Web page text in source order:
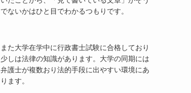
でないかはひと目でわかるつもりです。
また大学在学中に行政書士試験に合格しており
少しは法律の知識があります。大学の同期には
弁護士が複数おり法的手段に出やすい環境にあ
ります。